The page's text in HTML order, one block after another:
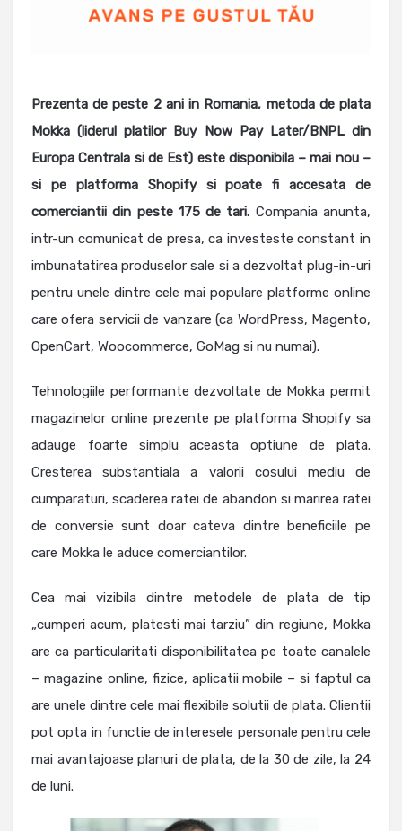
Prezenta de peste 2 ani in Romania, metoda de plata
Mokka (liderul platilor Buy Now Pay Later/BNPL din
Europa Centrala si de Est) este disponibila – mai nou –
si pe platforma Shopify si poate fi accesata de
comerciantii din peste 175 de tari. Compania anunta,
intr-un comunicat de presa, ca investeste constant in
imbunatatirea produselor sale si a dezvoltat plug-in-uri
pentru unele dintre cele mai populare platforme online
care ofera servicii de vanzare (ca WordPress, Magento,
OpenCart, Woocommerce, GoMag si nu numai).
Tehnologiile performante dezvoltate de Mokka permit
magazinelor online prezente pe platforma Shopify sa
adauge foarte simplu aceasta optiune de plata.
Cresterea substantiala a valorii cosului mediu de
cumparaturi, scaderea ratei de abandon si marirea ratei
de conversie sunt doar cateva dintre beneficiile pe
care Mokka le aduce comerciantilor.
Cea mai vizibila dintre metodele de plata de tip
„cumperi acum, platesti mai tarziu” din regiune, Mokka
are ca particularitati disponibilitatea pe toate canalele
– magazine online, fizice, aplicatii mobile – si faptul ca
are unele dintre cele mai flexibile solutii de plata. Clientii
pot opta in functie de interesele personale pentru cele
mai avantajoase planuri de plata, de la 30 de zile, la 24
de luni.